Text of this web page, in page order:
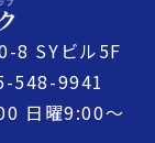
8 SYビル5F
548-9941
日曜9:00〜